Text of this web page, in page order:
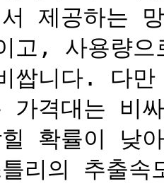
제공하는
고, 사용량
쌉니다. 다
가격대는 비
확률이 낮
틀리의 추출